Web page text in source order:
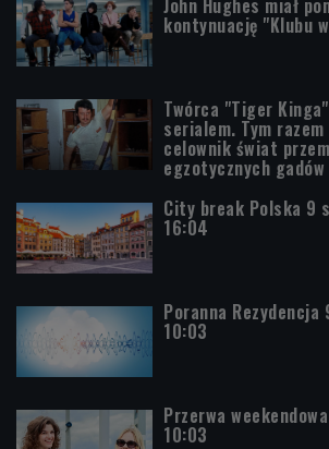
kontynuację "Klubu
Twórca "Tiger
serialem. Tym
celownik świat
egzotycznych gadów
City break Polska 9
16:04
Poranna
10:03
Przerwa
10:03